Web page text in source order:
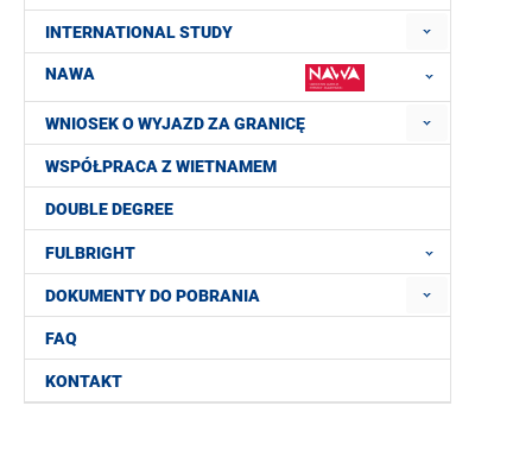
INTERNATIONAL STUDY
NAWA
WNIOSEK O WYJAZD ZA GRANICĘ
WSPÓŁPRACA Z WIETNAMEM
DOUBLE DEGREE
FULBRIGHT
DOKUMENTY DO POBRANIA
FAQ
KONTAKT